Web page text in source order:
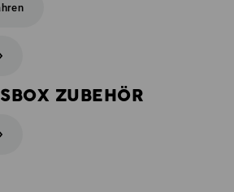
ZUBEHÖR